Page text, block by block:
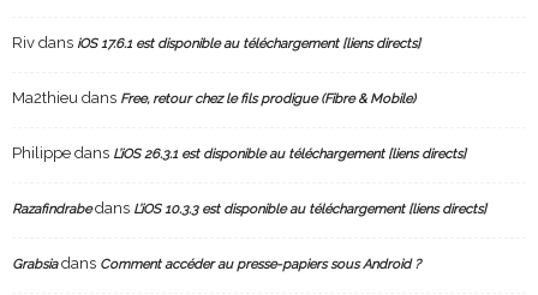
Riv dans iOS 17.6.1 est disponible au téléchargement [liens directs]
Ma2thieu dans Free, retour chez le fils prodigue (Fibre & Mobile)
Philippe dans L’iOS 26.3.1 est disponible au téléchargement [liens directs]
Razafindrabedans L’iOS 10.3.3 est disponible au téléchargement [liens directs]
Grabsiadans Comment accéder au presse-papiers sous Android ?